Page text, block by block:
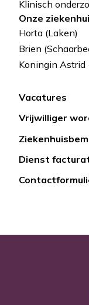
Klinisch
Onze
Horta (Laken)
Brien
Koningin Astrid
Lien
rapide
Vacatures
Vrijwilliger
Dienst